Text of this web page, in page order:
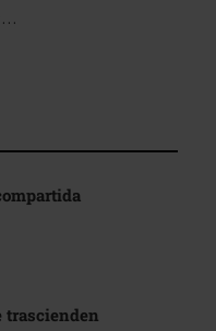
…
trascienden